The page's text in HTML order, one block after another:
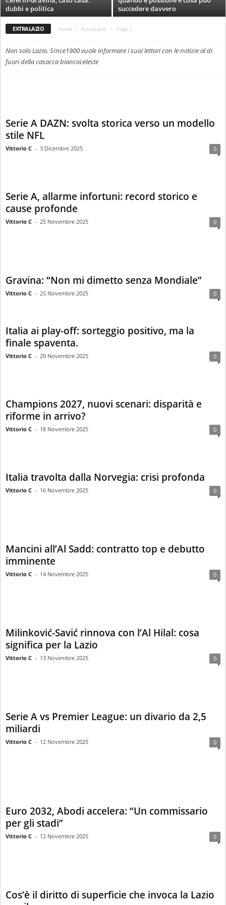
dubbi e politica
succedere davvero
EXTRALAZIO Home ExtraLazio Page 2
Non solo Lazio. SInce1900 vuole informare i suoi lettori con le notizie al di
fuori della casacca biancoceleste
Serie A DAZN: svolta storica verso un modello
stile NFL
Vittorio C - 3 Dicembre 2025 0
Serie A, allarme infortuni: record storico e
cause profonde
Vittorio C - 25 Novembre 2025 0
Gravina: “Non mi dimetto senza Mondiale”
Vittorio C - 25 Novembre 2025 0
Italia ai play-off: sorteggio positivo, ma la
finale spaventa.
Vittorio C - 20 Novembre 2025 0
Champions 2027, nuovi scenari: disparità e
riforme in arrivo?
Vittorio C - 18 Novembre 2025 0
Italia travolta dalla Norvegia: crisi profonda
Vittorio C - 16 Novembre 2025 0
Mancini all’Al Sadd: contratto top e debutto
imminente
Vittorio C - 14 Novembre 2025 0
Milinković-Savić rinnova con l’Al Hilal: cosa
significa per la Lazio
Vittorio C - 13 Novembre 2025 0
Serie A vs Premier League: un divario da 2,5
miliardi
Vittorio C - 12 Novembre 2025 0
Euro 2032, Abodi accelera: “Un commissario
per gli stadi”
Vittorio C - 12 Novembre 2025 0
Cos’è il diritto di superficie che invoca la Lazio